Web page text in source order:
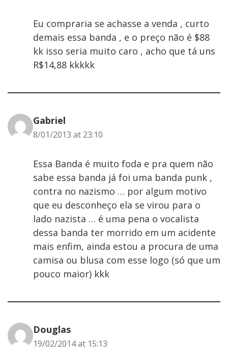
Eu compraria se achasse a venda , curto
demais essa banda , e o preço não é $88
kk isso seria muito caro , acho que tá uns
R$14,88 kkkkk
Gabriel
8/01/2013 at 23:10
Essa Banda é muito foda e pra quem não
sabe essa banda já foi uma banda punk ,
contra no nazismo … por algum motivo
que eu desconheço ela se virou para o
lado nazista … é uma pena o vocalista
dessa banda ter morrido em um acidente
mais enfim, ainda estou a procura de uma
camisa ou blusa com esse logo (só que um
pouco maior) kkk
Douglas
19/02/2014 at 15:13